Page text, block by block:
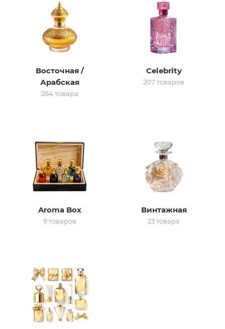
Восточная /
Арабская
284 товара
Celebrity
207 товаров
Aroma Box
9 товаров
Винтажная
23 товара